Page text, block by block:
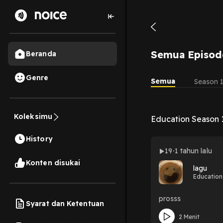
Beranda
Genre
Koleksimu
History
Konten disukai
Syarat dan Ketentuan
Semua
Semua Season 1
Education Season
19 1 tahun lalu
lagu
Education
prosss
2 Menit